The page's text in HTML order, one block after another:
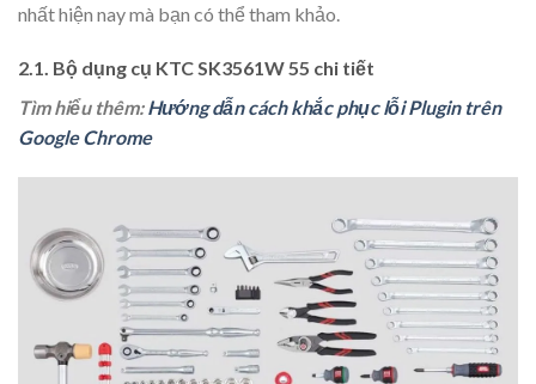
nhất hiện nay mà bạn có thể tham khảo.
2.1. Bộ dụng cụ KTC SK3561W 55 chi tiết
Tìm hiểu thêm:Hướng dẫn cách khắc phục lỗi Plugin trên
Google Chrome